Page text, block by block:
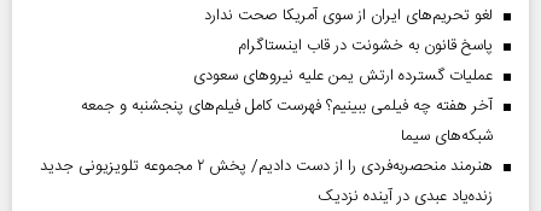
لغو تحریم‌های ایران از سوی آمریکا صحت ندارد
پاسخ قانون به خشونت در قاب اینستاگرام
عملیات گسترده ارتش یمن علیه نیروهای سعودی
آخر هفته چه فیلمی ببینیم؟ فهرست کامل فیلم‌های پنجشنبه و جمعه
شبکه‌های سیما
هنرمند منحصر‌به‌فردی را از دست دادیم/ پخش ۲ مجموعه تلویزیونی جدید
زنده‌یاد عبدی در آینده نزدیک